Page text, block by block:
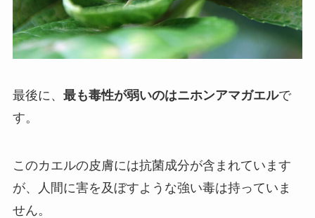
最後に、 最も毒性が弱いのはニホンアマガエルで
す。
このカエルの皮膚には抗菌成分が含まれています
が、人間に害を及ぼすような強い毒は持っていま
せん。